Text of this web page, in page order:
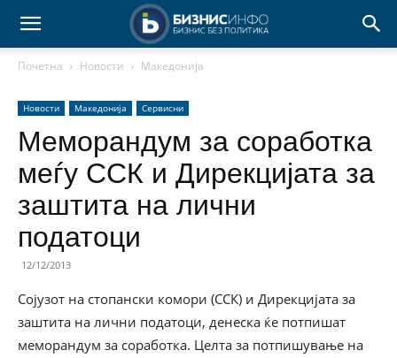
Почетна Новости Македонија
Новости Македонија Сервисни
Меморандум за соработка
меѓу ССК и Дирекцијата за
заштита на лични
податоци
12/12/2013
Сојузот на стопански комори (ССК) и Дирекцијата за
заштита на лични податоци, денеска ќе потпишат
меморандум за соработка. Целта за потпишување на